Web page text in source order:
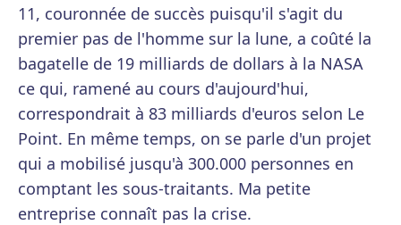
11, couronnée de succès puisqu'il s'agit du
premier pas de l'homme sur la lune, a coûté la
bagatelle de 19 milliards de dollars à la NASA
ce qui, ramené au cours d'aujourd'hui,
correspondrait à 83 milliards d'euros selon Le
Point. En même temps, on se parle d'un projet
qui a mobilisé jusqu'à 300.000 personnes en
comptant les sous-traitants. Ma petite
entreprise connaît pas la crise.